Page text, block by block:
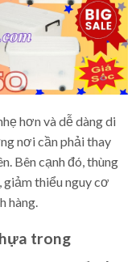
hơn và dễ dàng di
nơi cần phải thay
Bên cạnh đó, thùng
thiểu nguy cơ
hàng.
trong